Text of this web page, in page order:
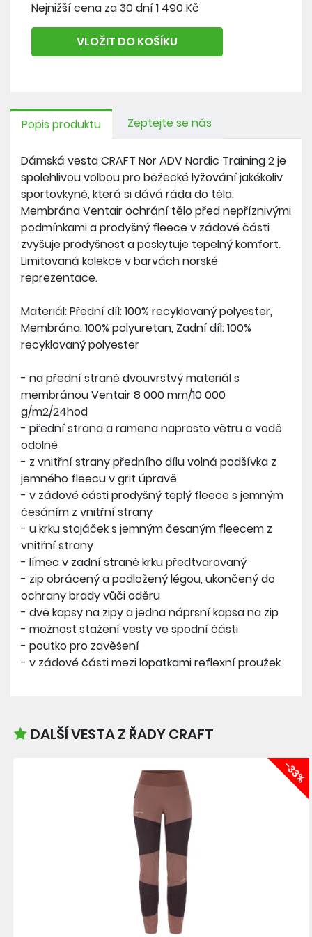
Nejnižší cena za 30 dní 1 490 Kč
VLOŽIT DO KOŠÍKU
Popis produktu Zeptejte se nás
Dámská vesta CRAFT Nor ADV Nordic Training 2 je
spolehlivou volbou pro běžecké lyžování jakékoliv
sportovkyně, která si dává ráda do těla.
Membrána Ventair ochrání tělo před nepříznivými
podmínkami a prodyšný fleece v zádové části
zvyšuje prodyšnost a poskytuje tepelný komfort.
Limitovaná kolekce v barvách norské
reprezentace.
Materiál: Přední díl: 100% recyklovaný polyester,
Membrána: 100% polyuretan, Zadní díl: 100%
recyklovaný polyester
- na přední straně dvouvrstvý materiál s
membránou Ventair 8 000 mm/10 000
g/m2/24hod
- přední strana a ramena naprosto větru a vodě
odolné
- z vnitřní strany předního dílu volná podšívka z
jemného fleecu v grit úpravě
- v zádové části prodyšný teplý fleece s jemným
česáním z vnitřní strany
- u krku stojáček s jemným česaným fleecem z
vnitřní strany
- límec v zadní straně krku předtvarovaný
- zip obrácený a podložený légou, ukončený do
ochrany brady vůči oděru
- dvě kapsy na zipy a jedna náprsní kapsa na zip
- možnost stažení vesty ve spodní části
- poutko pro zavěšení
- v zádové části mezi lopatkami reflexní proužek
DALŠÍ VESTA Z ŘADY CRAFT
-33%